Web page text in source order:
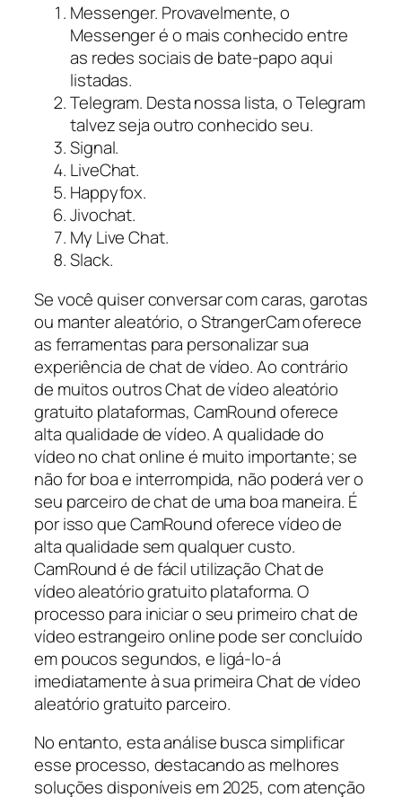
Messenger. Provavelmente, o
Messenger é o mais conhecido entre
as redes sociais de bate-papo aqui
listadas.
Telegram. Desta nossa lista, o Telegram
talvez seja outro conhecido seu.
Signal.
LiveChat.
Happyfox.
Jivochat.
My Live Chat.
Slack.
Se você quiser conversar com caras, garotas
ou manter aleatório, o StrangerCam oferece
as ferramentas para personalizar sua
experiência de chat de vídeo. Ao contrário
de muitos outros Chat de vídeo aleatório
gratuito plataformas, CamRound oferece
alta qualidade de vídeo. A qualidade do
vídeo no chat online é muito importante; se
não for boa e interrompida, não poderá ver o
seu parceiro de chat de uma boa maneira. É
por isso que CamRound oferece vídeo de
alta qualidade sem qualquer custo.
CamRound é de fácil utilização Chat de
vídeo aleatório gratuito plataforma. O
processo para iniciar o seu primeiro chat de
vídeo estrangeiro online pode ser concluído
em poucos segundos, e ligá-lo-á
imediatamente à sua primeira Chat de vídeo
aleatório gratuito parceiro.
No entanto, esta análise busca simplificar
esse processo, destacando as melhores
soluções disponíveis em 2025, com atenção